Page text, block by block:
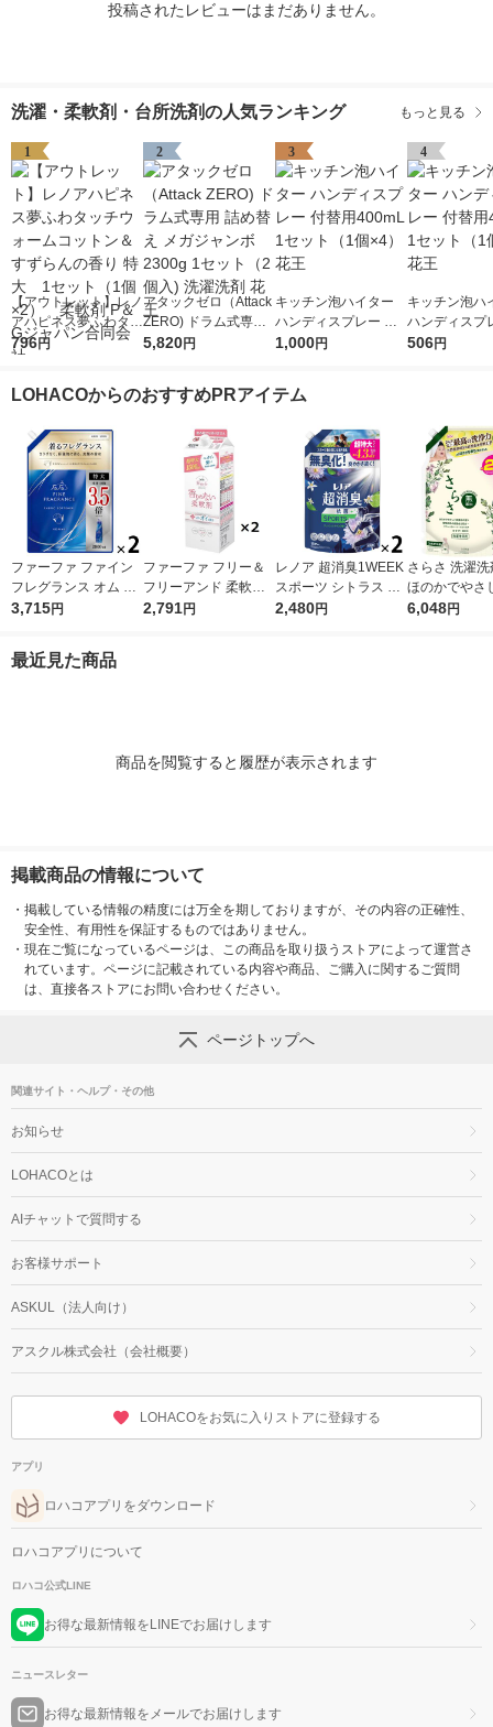
投稿されたレビューはまだありません。
洗濯・柔軟剤・台所洗剤の人気ランキング もっと見る
1
【アウトレット】レノ
アハピネス夢ふわタッ
チウォームコットン＆
2） 柔軟剤 P＆Gジ
796円
2
アタックゼロ（Attack
ZERO) ドラム式専用
詰め替え メガジャン
5,820円
3
キッチン泡ハイター
ハンディスプレー 付
替用400mL 1セット
1,000円
4
キッチン泡ハ
ハンディスプ
替用400mL 1
506円
LOHACOからのおすすめPRアイテム
ファーファ ファイン
フレグランス オム 詰
め替え 特大 2000mL
3,715円
ファーファ フリー＆
フリーアンド 柔軟剤
無香料 詰め替え 1500
2,791円
レノア 超消臭1WEEK
スポーツ シトラス 詰
め替え 超特大 1380m
2,480円
さらさ 洗濯
ほのかでやさ
系の香り 詰め
6,048円
最近見た商品
商品を閲覧すると履歴が表示されます
掲載商品の情報について
・ 掲載している情報の精度には万全を期しておりますが、その内容の正確性、
安全性、有用性を保証するものではありません。
・ 現在ご覧になっているページは、この商品を取り扱うストアによって運営さ
れています。ページに記載されている内容や商品、ご購入に関するご質問
は、直接各ストアにお問い合わせください。
ページトップへ
関連サイト・ヘルプ・その他
お知らせ
LOHACOとは
AIチャットで質問する
お客様サポート
ASKUL（法人向け）
アスクル株式会社（会社概要）
LOHACOをお気に入りストアに登録する
アプリ
ロハコアプリをダウンロード
ロハコアプリについて
ロハコ公式LINE
お得な最新情報をLINEでお届けします
ニュースレター
お得な最新情報をメールでお届けします